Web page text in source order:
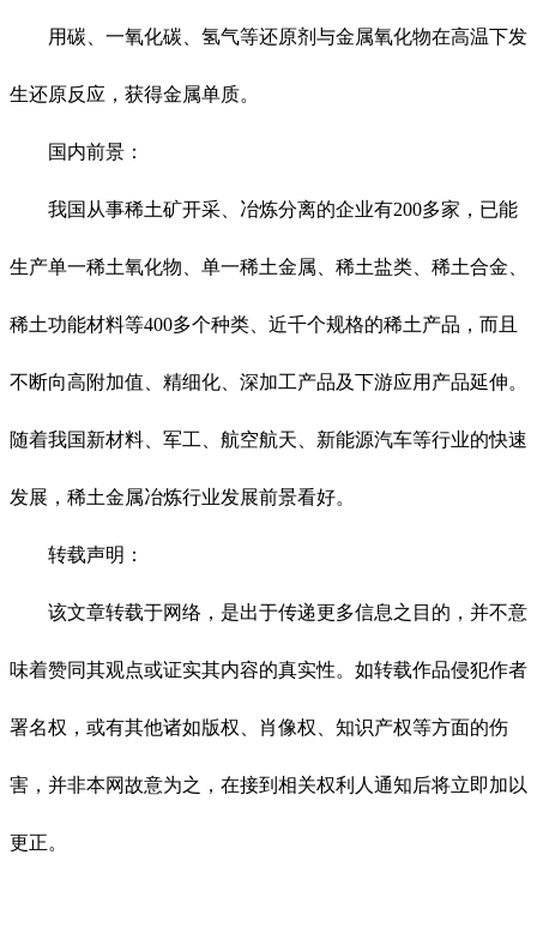
用碳、一氧化碳、氢气等还原剂与金属氧化物在高温下发
生还原反应，获得金属单质。
国内前景：
我国从事稀土矿开采、冶炼分离的企业有200多家，已能
生产单一稀土氧化物、单一稀土金属、稀土盐类、稀土合金、
稀土功能材料等400多个种类、近千个规格的稀土产品，而且
不断向高附加值、精细化、深加工产品及下游应用产品延伸。
随着我国新材料、军工、航空航天、新能源汽车等行业的快速
发展，稀土金属冶炼行业发展前景看好。
转载声明：
该文章转载于网络，是出于传递更多信息之目的，并不意
味着赞同其观点或证实其内容的真实性。如转载作品侵犯作者
署名权，或有其他诸如版权、肖像权、知识产权等方面的伤
害，并非本网故意为之，在接到相关权利人通知后将立即加以
更正。